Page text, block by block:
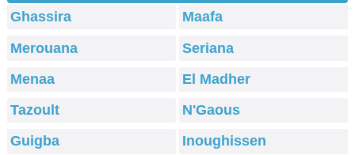
Ghassira
Maafa
Merouana
Seriana
Menaa
El Madher
Tazoult
N'Gaous
Guigba
Inoughissen